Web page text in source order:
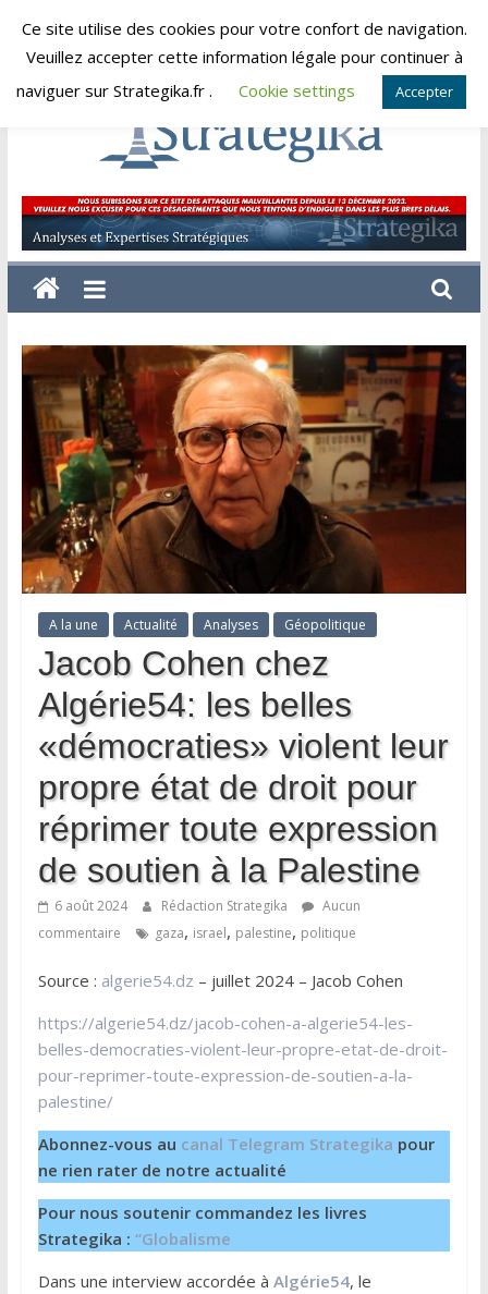
Skip
dimanche, août 9, 2026
Strategika
Expertise
et
Analyses
A la une Actualité Analyses Géopolitique
Jacob Cohen chez
Algérie54: les belles
«démocraties» violent leur
propre état de droit pour
réprimer toute expression
de soutien à la Palestine
6 août 2024 Rédaction Strategika
Aucun
commentaire
gaza, israel, palestine, politique
Source : algerie54.dz – juillet 2024 – Jacob Cohen
https://algerie54.dz/jacob-cohen-a-algerie54-les-
belles-democraties-violent-leur-propre-etat-de-droit-
pour-reprimer-toute-expression-de-soutien-a-la-
palestine/
Abonnez-vous au canal Telegram Strategika pour
ne rien rater de notre actualité
Pour nous soutenir commandez les livres
Strategika : “Globalisme
Dans une interview accordée à Algérie54, le
Ce site utilise des cookies pour votre confort de navigation.
Veuillez accepter cette information légale pour continuer à
naviguer sur Strategika.fr .
Cookie settings Accepter